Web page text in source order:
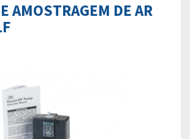
AMOSTRAGEM DE AR